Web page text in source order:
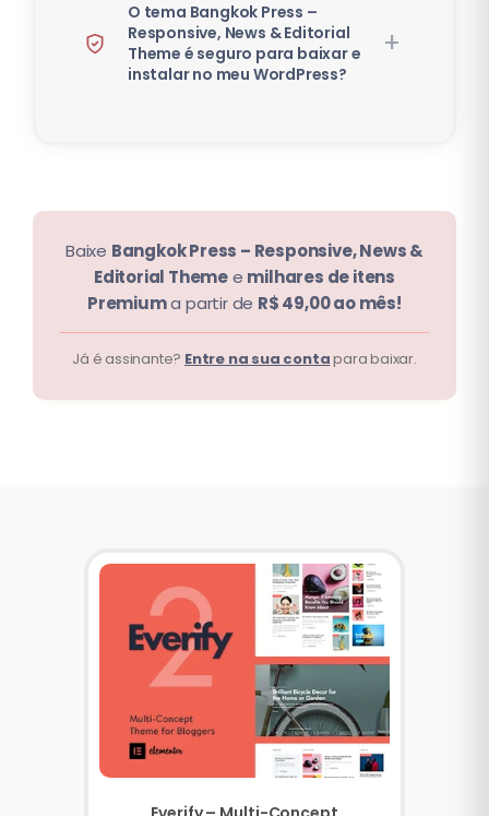
O tema Bangkok Press –
Responsive, News & Editorial
Theme é seguro para baixar e
instalar no meu WordPress?
Baixe Bangkok Press – Responsive, News &
Editorial Themee milhares de itens
Premiuma partir de R$ 49,00 ao mês!
Já é assinante? Entre na sua contapara baixar.